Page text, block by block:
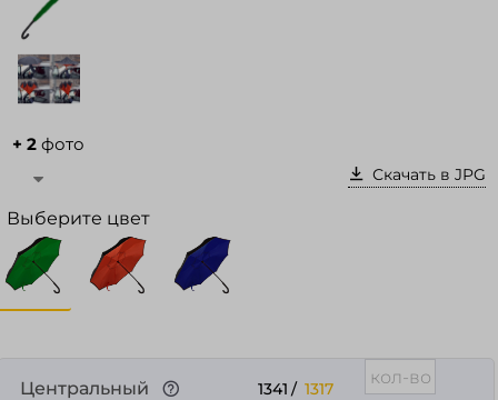
+ 2 фото
Скачать в JPG
Выберите цвет
Центральный 1341 / 1317